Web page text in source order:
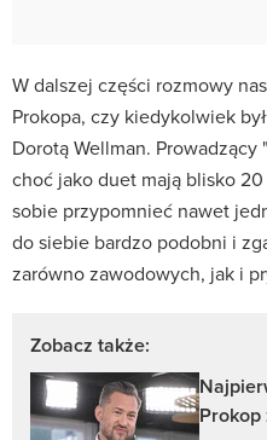
W dalszej części rozmowy
Prokopa, czy kiedykolwiek
Dorotą Wellman.
choć jako duet mają blisko
sobie przypomnieć nawet
do siebie bardzo podobni i
zarówno zawodowych, jak i
Zobacz także: